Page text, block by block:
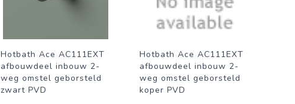
Hotbath Ace AC111EXT
afbouwdeel inbouw 2-
weg omstel geborsteld
zwart PVD
Hotbath Ace AC111EXT
afbouwdeel inbouw 2-
weg omstel geborsteld
koper PVD